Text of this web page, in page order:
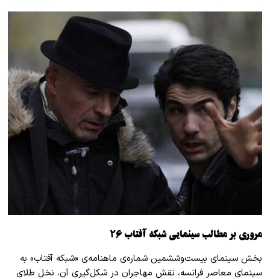
مروری بر مطالب سینمایی شبکه‌ آفتاب ۲۶
بخش سینمای بیست‌وششمین شماره‌ی ماهنامه‌ی «شبکه آفتاب» به
سینمای معاصر فرانسه، نقش مهاجران در شکل‌گیری آن، نخل طلای